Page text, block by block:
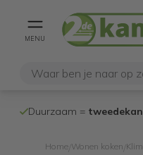
MENU
Duurzaam =
Home/ Wonen koken